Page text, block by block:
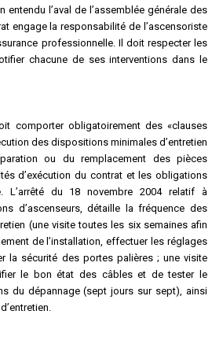
entendu l’aval de l’assemblée générale des
engage la responsabilité de l’ascensoriste
professionnelle. Il doit respecter les
chacune de ses interventions dans le
comporter obligatoirement des «clauses
des dispositions minimales d’entretien
ou du remplacement des pièces
d’exécution du contrat et les obligations
L’arrêté du 18 novembre 2004 relatif à
d’ascenseurs, détaille la fréquence des
(une visite toutes les six semaines afin
de l’installation, effectuer les réglages
la sécurité des portes palières ; une visite
le bon état des câbles et de tester le
du dépannage (sept jours sur sept), ainsi